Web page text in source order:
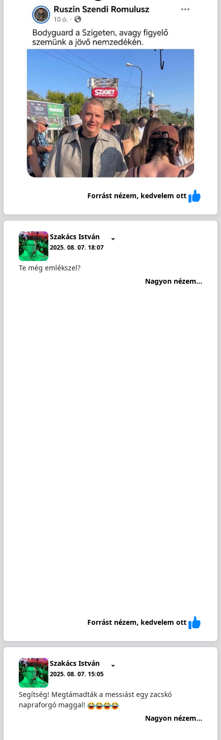
Forrást nézem, kedvelem ott
Szakács István
2025. 08. 07. 18:07
Te még emlékszel?
Nagyon nézem...
Forrást nézem, kedvelem ott
Szakács István
2025. 08. 07. 15:05
Segítség! Megtámadták a messiást egy zacskó
napraforgó maggal!
Nagyon nézem...